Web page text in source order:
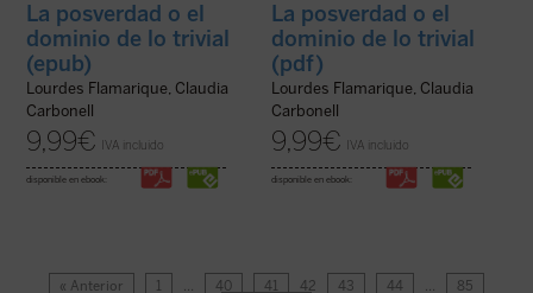
La posverdad o el
dominio de lo trivial
(epub)
Lourdes Flamarique, Claudia
Carbonell
9,99€ IVA incluido
disponible en ebook:
La posverdad o el
dominio de lo trivial
(pdf)
Lourdes Flamarique, Claudia
Carbonell
9,99€ IVA incluido
disponible en ebook:
« Anterior 1 … 40 41 42 43 44 …
85